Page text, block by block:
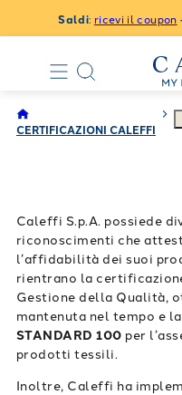
Saldi: ricevi il coupon
CERTIFICAZIONI CALEFFI
Caleffi S.p.A. possiede
riconoscimenti che
l’affidabilità dei suoi
rientrano la
Gestione della Qualità,
mantenuta nel tempo e
STANDARD 100 per
prodotti tessili.
Inoltre, Caleffi ha